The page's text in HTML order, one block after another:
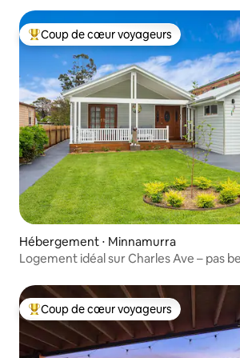
Coups de cœur voyageurs les plus
Coup de cœur voyageurs
Hébergement ⋅ Minnamurra
Logement idéal sur Charles Ave – pas
Coups de cœur voyageurs les plus
Coup de cœur voyageurs